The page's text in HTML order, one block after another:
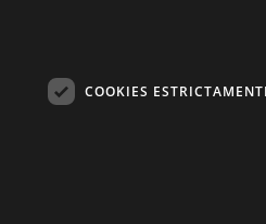
COOKIES